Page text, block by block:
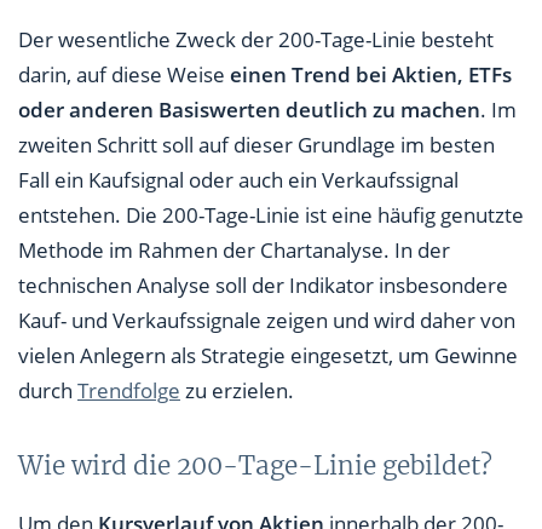
Der wesentliche Zweck der 200-Tage-Linie besteht
darin, auf diese Weise einen Trend bei Aktien, ETFs
oder anderen Basiswerten deutlich zu machen. Im
zweiten Schritt soll auf dieser Grundlage im besten
Fall ein Kaufsignal oder auch ein Verkaufssignal
entstehen. Die 200-Tage-Linie ist eine häufig genutzte
Methode im Rahmen der Chartanalyse. In der
technischen Analyse soll der Indikator insbesondere
Kauf- und Verkaufssignale zeigen und wird daher von
vielen Anlegern als Strategie eingesetzt, um Gewinne
durch Trendfolge zu erzielen.
Wie wird die 200-Tage-Linie gebildet?